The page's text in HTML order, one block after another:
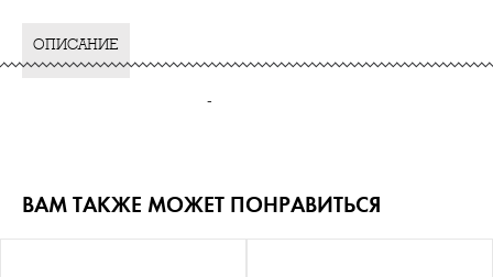
ОПИСАНИЕ
-
ВАМ ТАКЖЕ МОЖЕТ ПОНРАВИТЬСЯ